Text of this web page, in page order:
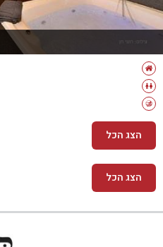
הצג הכל
הצג הכל